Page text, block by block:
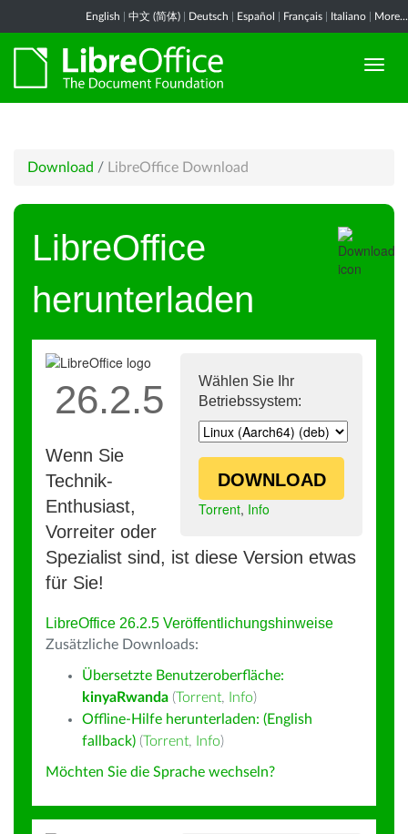
English 中文 (简体) Deutsch Español Français Italiano More...
Download / LibreOffice Download
LibreOffice
herunterladen
Wählen Sie Ihr
Betriebssystem:
DOWNLOAD
Torrent, Info
26.2.5
Wenn Sie
Technik-
Enthusiast,
Vorreiter oder
Spezialist sind, ist diese Version etwas
für Sie!
LibreOffice 26.2.5 Veröffentlichungshinweise
Zusätzliche Downloads:
Übersetzte Benutzeroberfläche:
kinyaRwanda (Torrent, Info)
Offline-Hilfe herunterladen: (English
fallback) (Torrent, Info)
Möchten Sie die Sprache wechseln?